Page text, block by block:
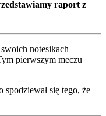
raport z
notesikach
pierwszym meczu
się tego, że